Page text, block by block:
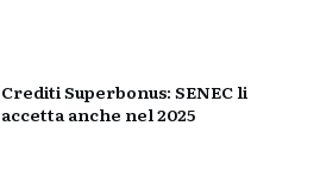
Crediti Superbonus: SENEC li
accetta anche nel 2025